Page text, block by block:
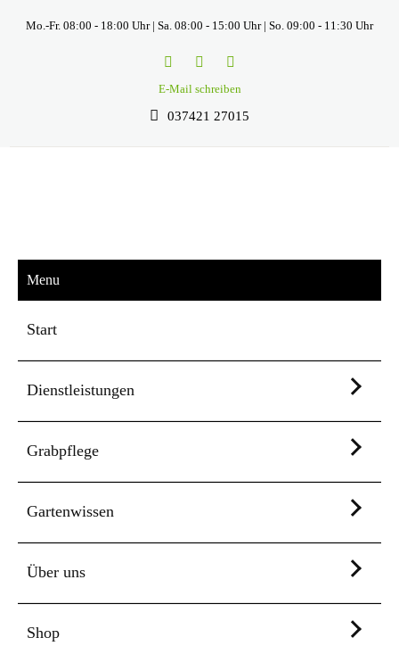
Mo.-Fr. 08:00 - 18:00 Uhr | Sa. 08:00 - 15:00 Uhr | So. 09:00 - 11:30 Uhr
E-Mail schreiben
037421 27015
Menu
Start
Dienstleistungen
Grabpflege
Gartenwissen
Über uns
Shop